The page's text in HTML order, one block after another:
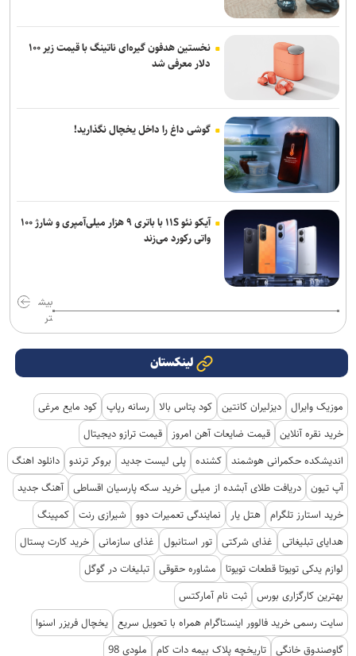
نخستین هدفون گیره‌ای ناتینگ با قیمت زیر ۱۰۰
دلار معرفی شد
گوشی داغ را داخل یخچال نگذارید!
آیکو نئو ۱۱S با باتری ۹ هزار میلی‌آمپری و شارژ ۱۰۰
واتی رکورد می‌زند
بیش
تر
لینکستان
موزیک وایرال دیزلیران کانتین کود پتاس بالا رسانه رپاپ کود مایع مرغی
خرید نقره آنلاین قیمت ضایعات آهن امروز
قیمت ترازو دیجیتال
اندیشکده حکمرانی هوشمند کشنده پلی لیست جدید بروکر ترندو دانلود اهنگ
آپ تیون دریافت طلای آبشده از میلی خرید سکه پارسیان اقساطی آهنگ جدید
خرید استارز تلگرام هتل یار نمایندگی تعمیرات دوو شیرازی رنت کمپینگ
هدایای تبلیغاتی
غذای شرکتی تور استانبول غذای سازمانی خرید کارت پستال
لوازم یدکی تویوتا قطعات تویوتا
مشاوره حقوقی تبلیغات در گوگل
بهترین کارگزاری بورس ثبت نام آمارکتس
سایت رسمی خرید فالوور اینستاگرام همراه با تحویل سریع یخچال فریزر اسنوا
گاوصندوق خانگی تاریخچه پلاک بیمه دات کام ملودی 98